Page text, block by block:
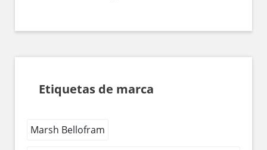
Etiquetas de marca
Marsh Bellofram